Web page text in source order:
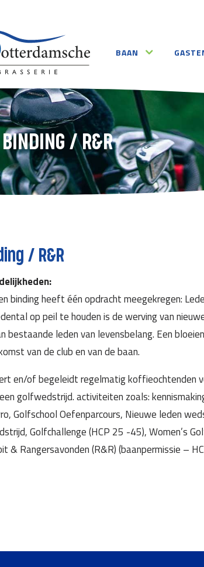
BAAN
/ R&R
/ R&R
binding heeft één opdracht meegekregen:
op peil te houden is de werving van
bestaande leden van levensbelang. Een
van de club en van de baan.
en/of begeleidt regelmatig koffieochtenden
golfwedstrijd. activiteiten zoals:
Golfschool Oefenparcours, Nieuwe leden
Golfchallenge (HCP 25 -45), Women’s
& Rangersavonden (R&R) (baanpermissie –